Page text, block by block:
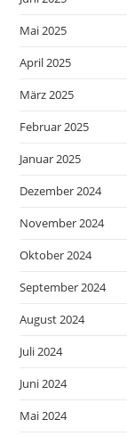
Mai 2025
April 2025
März 2025
Februar 2025
Januar 2025
Dezember 2024
November 2024
Oktober 2024
September 2024
August 2024
Juli 2024
Juni 2024
Mai 2024